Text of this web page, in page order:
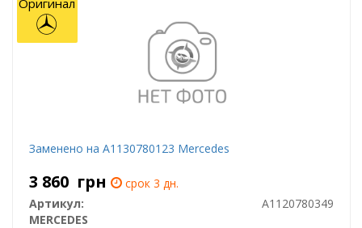
Заменено на A1130780123 Mercedes
3 860 грн
срок 3 дн.
Артикул:
A1120780349
MERCEDES
Оригинал